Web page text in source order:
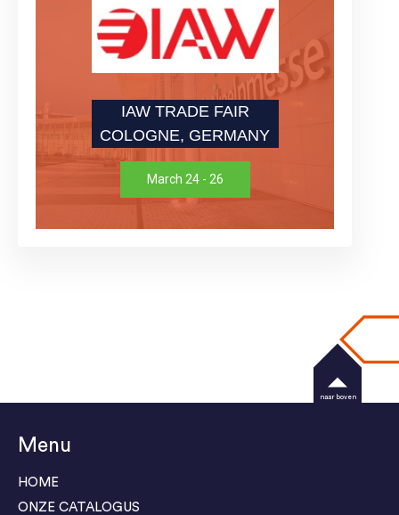
IAW TRADE FAIR
COLOGNE, GERMANY
March 24 - 26
Menu
HOME
ONZE CATALOGUS
naar boven